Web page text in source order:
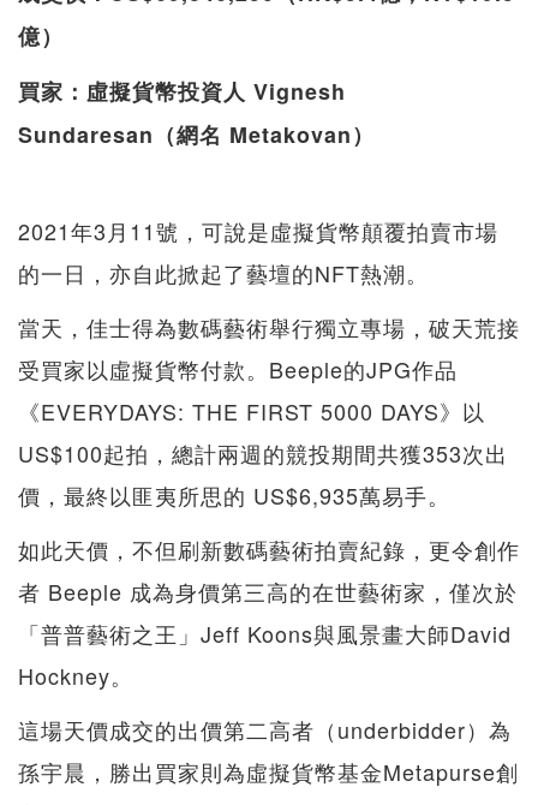
億）
買家：虛擬貨幣投資人 Vignesh
Sundaresan（網名 Metakovan）
2021年3月11號，可說是虛擬貨幣顛覆拍賣市場
的一日，亦自此掀起了藝壇的NFT熱潮。
當天，佳士得為數碼藝術舉行獨立專場，破天荒接
受買家以虛擬貨幣付款。Beeple的JPG作品
《EVERYDAYS: THE FIRST 5000 DAYS》以
US$100起拍，總計兩週的競投期間共獲353次出
價，最終以匪夷所思的 US$6,935萬易手。
如此天價，不但刷新數碼藝術拍賣紀錄，更令創作
者 Beeple 成為身價第三高的在世藝術家，僅次於
「普普藝術之王」Jeff Koons與風景畫大師David
Hockney。
這場天價成交的出價第二高者（underbidder）為
孫宇晨，勝出買家則為虛擬貨幣基金Metapurse創